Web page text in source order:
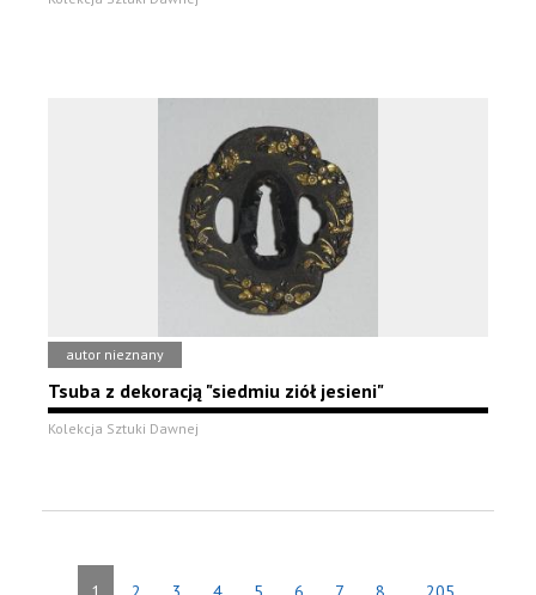
autor nieznany
Tsuba z dekoracją "siedmiu ziół jesieni"
Kolekcja Sztuki Dawnej